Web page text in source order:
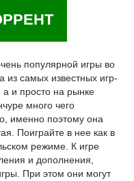
популярной игры во
из самых известных игр-
а и просто на рынке
много чего
именно поэтому она
Поиграйте в нее как в
режиме. К игре
и дополнения,
При этом они могут